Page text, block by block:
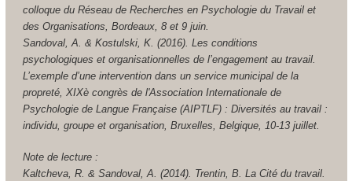
colloque du Réseau de Recherches en Psychologie du Travail et
des Organisations, Bordeaux, 8 et 9 juin.
Sandoval, A. & Kostulski, K. (2016). Les conditions
psychologiques et organisationnelles de l’engagement au travail.
L’exemple d’une intervention dans un service municipal de la
propreté, XIXè congrès de l'Association Internationale de
Psychologie de Langue Française (AIPTLF) : Diversités au travail :
individu, groupe et organisation, Bruxelles, Belgique, 10-13 juillet.
Note de lecture :
Kaltcheva, R. & Sandoval, A. (2014). Trentin, B. La Cité du travail.